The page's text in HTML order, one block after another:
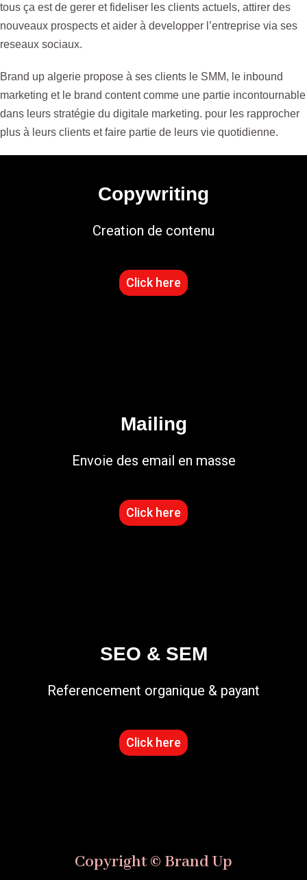
tous ça est de gerer et fideliser les clients actuels, attirer des
nouveaux prospects et aider à developper l’entreprise via ses
reseaux sociaux.
Brand up algerie propose à ses clients le SMM, le inbound
marketing et le brand content comme une partie incontournable
dans leurs stratégie du digitale marketing. pour les rapprocher
plus à leurs clients et faire partie de leurs vie quotidienne.
Copywriting
Creation de contenu
Click here
Mailing
Envoie des email en masse
Click here
SEO & SEM
Referencement organique & payant
Click here
Copyright © Brand Up